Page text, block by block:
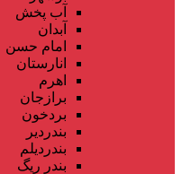
آب پخش
آبدان
امام حسن
انارستان
اهرم
برازجان
بردخون
بندردیر
بندردیلم
بندر ریگ